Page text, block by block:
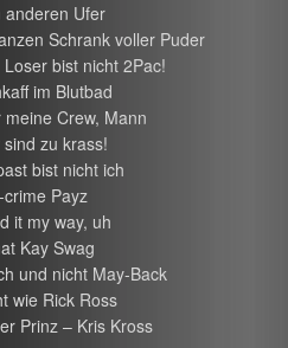
anderen Ufer
Schrank voller Puder
bist nicht 2Pac!
im Blutbad
meine Crew, Mann
sind zu krass!
bist nicht ich
Payz
it my way, uh
Kay Swag
und nicht May-Back
wie Rick Ross
Prinz – Kris Kross